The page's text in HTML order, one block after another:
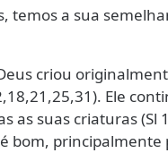
temos a sua
criou
Ele
as suas criaturas (Sl
bom, principalmente